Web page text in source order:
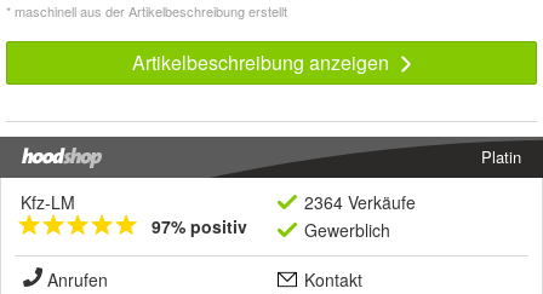
* maschinell aus der Artikelbeschreibung erstellt
Artikelbeschreibung anzeigen
Platin
Kfz-LM
97% positiv
2364 Verkäufe
Gewerblich
Anrufen
Kontakt